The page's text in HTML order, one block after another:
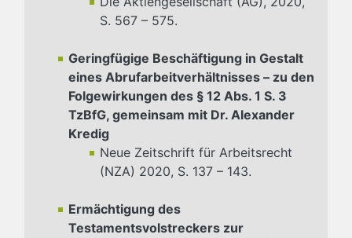
S. 567 – 575.
Geringfügige Beschäftigung in Gestalt
eines Abrufarbeitverhältnisses – zu den
Folgewirkungen des § 12 Abs. 1 S. 3
TzBfG, gemeinsam mit Dr. Alexander
Kredig
Neue Zeitschrift für Arbeitsrecht
(NZA) 2020, S. 137 – 143.
Ermächtigung des
Testamentsvolstreckers zur